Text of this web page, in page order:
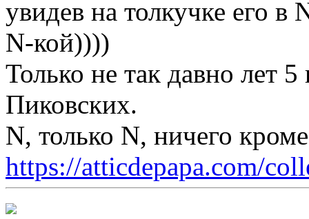
увидев на толкучке его в
N-кой))))
Только не так давно лет
Пиковских.
N, только N, ничего
https://atticdepapa.com/